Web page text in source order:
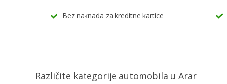
Bez naknada za kreditne kartice
Različite kategorije automobila u Arar